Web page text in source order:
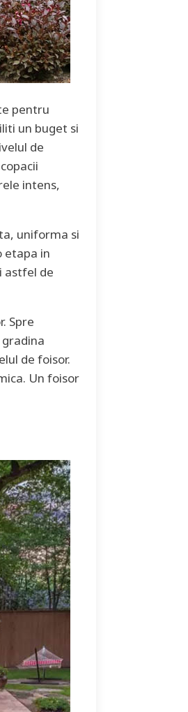
pentru
un buget si
de
intens,
uniforma si
etapa in
astfel de
Spre
de foisor.
Un foisor